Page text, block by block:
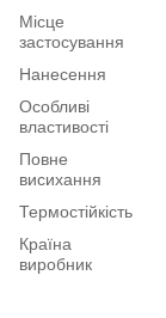
Місце
застосування
Нанесення
Особливі
властивості
Повне
висихання
Термостійкість
Країна
виробник